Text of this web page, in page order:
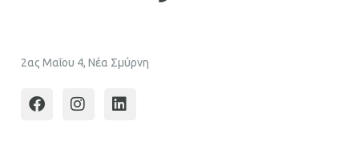
2ας Μαΐου 4, Νέα Σμύρνη